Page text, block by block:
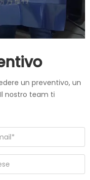
un preventivo, un
nostro team ti